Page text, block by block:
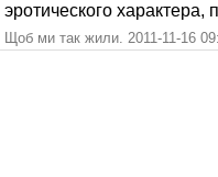
эротического
Щоб ми так жили. 2011-11-16